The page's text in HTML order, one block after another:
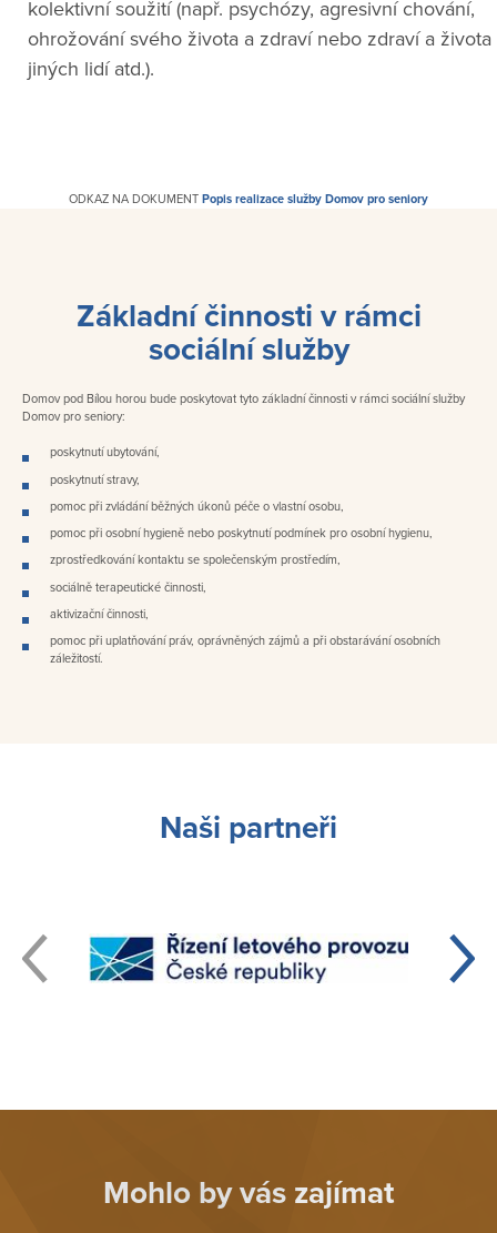
kolektivní soužití (např. psychózy, agresivní chování,
ohrožování svého života a zdraví nebo zdraví a života
jiných lidí atd.).
ODKAZ NA DOKUMENT Popis realizace služby Domov pro seniory
Základní činnosti v rámci
sociální služby
Domov pod Bílou horou bude poskytovat tyto základní činnosti v rámci sociální služby
Domov pro seniory:
poskytnutí ubytování,
poskytnutí stravy,
pomoc při zvládání běžných úkonů péče o vlastní osobu,
pomoc při osobní hygieně nebo poskytnutí podmínek pro osobní hygienu,
zprostředkování kontaktu se společenským prostředím,
sociálně terapeutické činnosti,
aktivizační činnosti,
pomoc při uplatňování práv, oprávněných zájmů a při obstarávání osobních
záležitostí.
Naši partneři
Mohlo by vás zajímat